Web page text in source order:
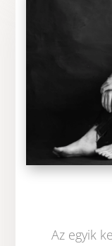
Az egyik